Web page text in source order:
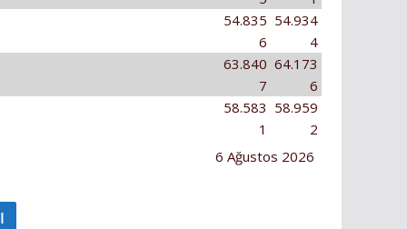
54.934
4
54.835
6
64.173
6
63.840
7
58.959
2
58.583
1
6 Ağustos 2026